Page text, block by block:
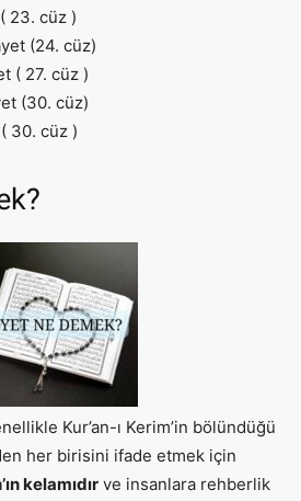
23. cüz )
(24. cüz)
( 27. cüz )
(30. cüz)
30. cüz )
Kur’an-ı Kerim’in bölündüğü
her birisini ifade etmek için
kelamıdır ve insanlara rehberlik